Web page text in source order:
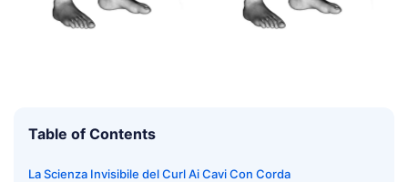
Table of Contents
La Scienza Invisibile del Curl Ai Cavi Con Corda